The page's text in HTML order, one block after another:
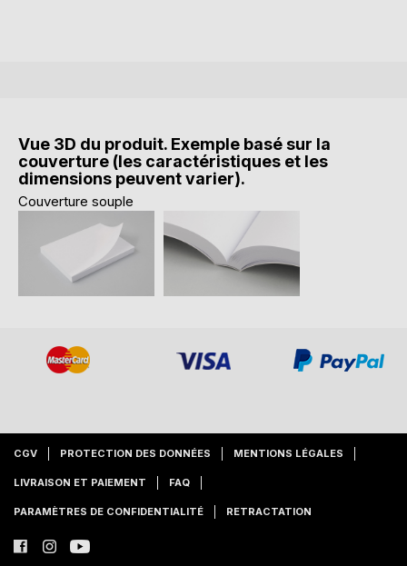
Vue 3D du produit. Exemple basé sur la
couverture (les caractéristiques et les
dimensions peuvent varier).
Couverture souple
CGV PROTECTION DES DONNÉES MENTIONS LÉGALES
LIVRAISON ET PAIEMENT FAQ
PARAMÈTRES DE CONFIDENTIALITÉ RETRACTATION